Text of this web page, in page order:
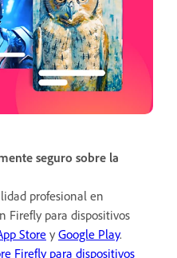
seguro sobre la
profesional en
Firefly para dispositivos
Store y Google Play.
Firefly para dispositivos